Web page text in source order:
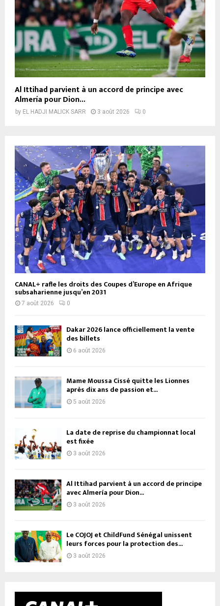
Al Ittihad parvient à un accord de principe avec
Almería pour Dion...
by EL HADJI MALICK SARR 3 août 2026 0
CANAL+ rafle les droits des Coupes d’Europe en Afrique
subsaharienne jusqu’en 2031
7 août 2026 0
Dakar 2026 lance officiellement la vente
des billets
6 août 2026
Mame Moussa Cissé quitte les Lionnes
après dix ans de passion et...
5 août 2026
La date de reprise du championnat local
est fixée
3 août 2026
Al Ittihad parvient à un accord de principe
avec Almería pour Dion...
3 août 2026
Le COJOJ et ChildFund Sénégal unissent
leurs forces pour la protection des...
3 août 2026